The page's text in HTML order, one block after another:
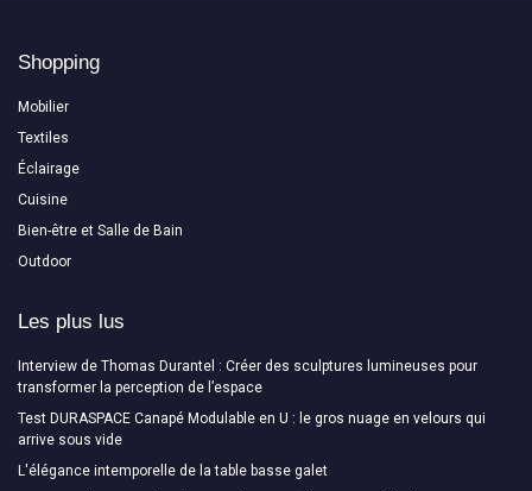
Shopping
Mobilier
Textiles
Éclairage
Cuisine
Bien-être et Salle de Bain
Outdoor
Les plus lus
Interview de Thomas Durantel : Créer des sculptures lumineuses pour
transformer la perception de l’espace
Test DURASPACE Canapé Modulable en U : le gros nuage en velours qui
arrive sous vide
L'élégance intemporelle de la table basse galet